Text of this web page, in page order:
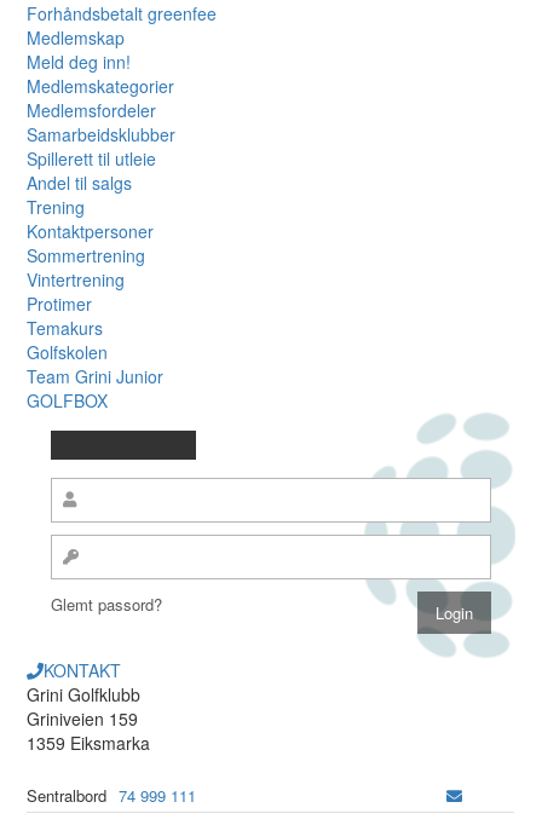
Forhåndsbetalt greenfee
Medlemskap
Meld deg inn!
Medlemskategorier
Medlemsfordeler
Samarbeidsklubber
Spillerett til utleie
Andel til salgs
Trening
Kontaktpersoner
Sommertrening
Vintertrening
Protimer
Temakurs
Golfskolen
Team Grini Junior
GOLFBOX
Glemt passord?
KONTAKT
Grini Golfklubb
Griniveien 159
1359 Eiksmarka
Sentralbord 74 999 111